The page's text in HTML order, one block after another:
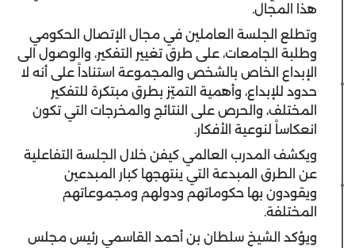
هذا المجال.
وتطلع الجلسة العاملين في مجال الإتصال الحكومي
وطلبة الجامعات، على طرق تغيير التفكير، والوصول الى
الإبداع الخاص بالشخص والمجموعة استناداً على أنه لا
حدود للإبداع، وأهمية التميّز بطرق مبتكرة للتفكير
المختلف، والحرص على النتائج والمخرجات التي تكون
انعكاساً لنوعية الأفكار.
ويكشف المدرب العالمي كيفن خلال الجلسة التفاعلية
عن الطرق المبدعة التي ينتهجها كبار المبدعين
ويقودون بها حكوماتهم ودولهم ومجموعاتهم
المختلفة.
ويؤكد الشيخ سلطان بن أحمد القاسمي رئيس مجلس